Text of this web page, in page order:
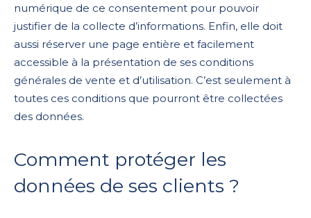
numérique de ce consentement pour pouvoir
justifier de la collecte d’informations. Enfin, elle doit
aussi réserver une page entière et facilement
accessible à la présentation de ses conditions
générales de vente et d’utilisation. C’est seulement à
toutes ces conditions que pourront être collectées
des données.
Comment protéger les
données de ses clients ?